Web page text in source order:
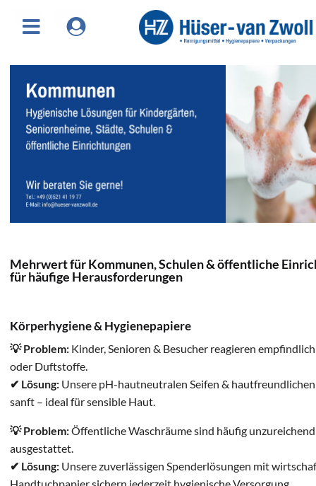
Mehrwert für Kommunen, Schulen & öffentliche
für häufige Herausforderungen
Körperhygiene & Hygienepapiere
💡 Problem: Kinder, Senioren & Besucher reagieren
oder Duftstoffe.
✔ Lösung: Unsere pH-hautneutralen Seifen &
sanft – ideal für sensible Haut.
💡 Problem:Öffentliche Waschräume sind häufig
ausgestattet.
✔ Lösung: Unsere zuverlässigen Spenderlösungen mit